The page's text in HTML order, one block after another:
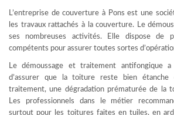
L’entreprise de couverture à Pons est une
les travaux rattachés à la couverture. Le
ses nombreuses activités. Elle dispose de
compétents pour assurer toutes sortes
Le démoussage et traitement antifongique
d’assurer que la toiture reste bien
traitement, une dégradation prématurée de la
Les professionnels dans le métier
surtout pour les toitures faites en tuiles, en